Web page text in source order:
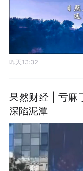
昨天13:32
果然财经 | 亏麻
深陷泥潭